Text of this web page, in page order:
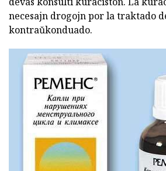
necesajn drogojn por la traktado
kontraŭkonduado.